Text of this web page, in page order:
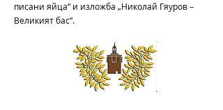
писани яйца“ и изложба „Николай Гяуров –
Великият бас“.